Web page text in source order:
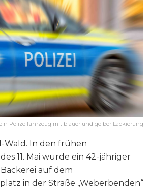
Polizeifahrzeug mit blauer und gelber Lackierung
Wald. In den frühen
11. Mai wurde ein 42-jähriger
auf dem
in der Straße „Weberbenden“